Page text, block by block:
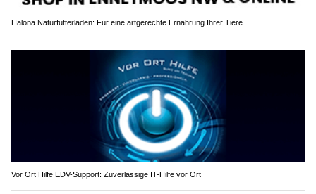
Halona Naturfutterladen: Für eine artgerechte Ernährung Ihrer Tiere
Vor Ort Hilfe EDV-Support: Zuverlässige IT-Hilfe vor Ort